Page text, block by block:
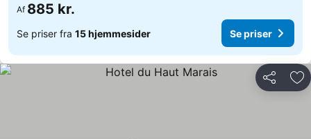
Af 885 kr.
Se priser fra 15 hjemmesider Se priser
Del